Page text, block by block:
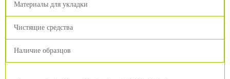
Материалы для укладки
Чистящие средства
Наличие образцов